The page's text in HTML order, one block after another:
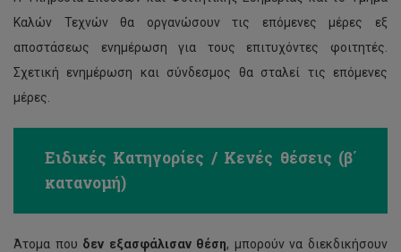
Καλών Τεχνών θα οργανώσουν τις επόμενες μέρες εξ
αποστάσεως ενημέρωση για τους επιτυχόντες φοιτητές.
Σχετική ενημέρωση και σύνδεσμος θα σταλεί τις επόμενες
μέρες.
Ειδικές Κατηγορίες / Κενές θέσεις (β΄
κατανομή)
Άτομα που δεν εξασφάλισαν θέση, μπορούν να διεκδικήσουν